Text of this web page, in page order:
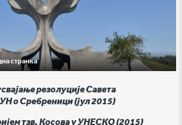
странка
резолуције Савета
о Сребреници (јул 2015)
тзв. Косова у УНЕСКО (2015)